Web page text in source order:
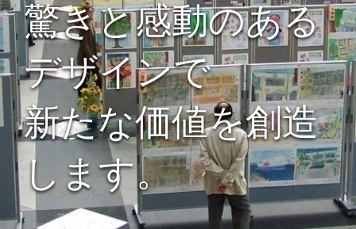
驚きと感動のある
デザインで
新たな価値を創造
します。